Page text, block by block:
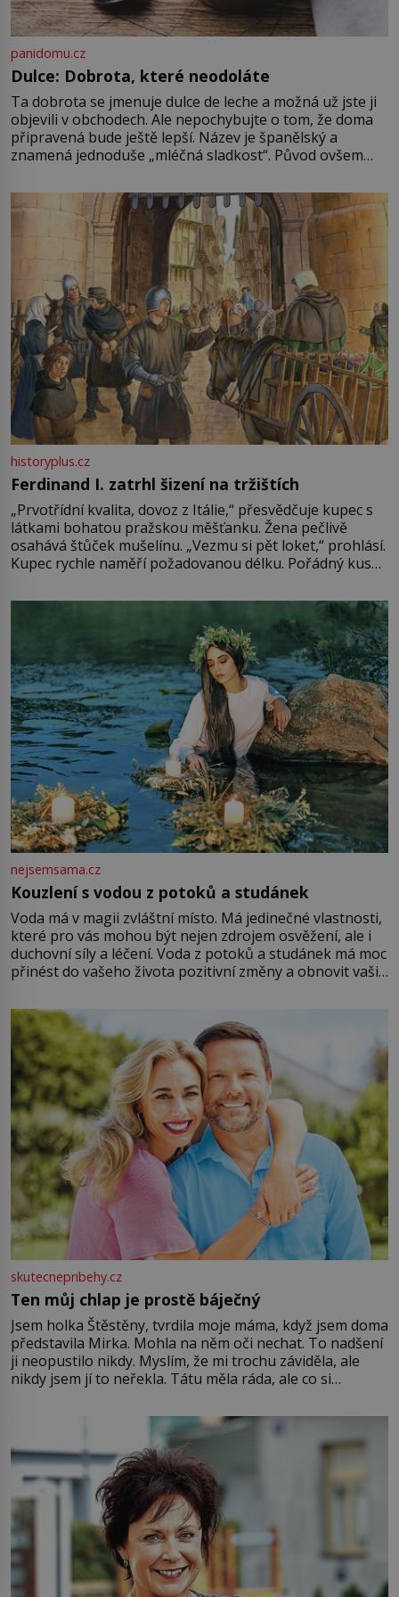
panidomu.cz
Dulce: Dobrota, které neodoláte
Ta dobrota se jmenuje dulce de leche a možná už jste ji
objevili v obchodech. Ale nepochybujte o tom, že doma
připravená bude ještě lepší. Název je španělský a
znamená jednoduše „mléčná sladkost“. Původ ovšem
pře hned několik latinskoamerických zemí a k tomu
Francie, kde se traduje,
historyplus.cz
Ferdinand I. zatrhl šizení na tržištích
„Prvotřídní kvalita, dovoz z Itálie,“ přesvědčuje kupec s
látkami bohatou pražskou měšťanku. Žena pečlivě
osahává štůček mušelínu. „Vezmu si pět loket,“ prohlásí.
Kupec rychle naměří požadovanou délku. Pořádný kus
milostpaní. Stačí jenom na sukni,“ zhodnotí švadlena
množství růžového mušelínu. „Ošidili vás, podívejte.“
nejsemsama.cz
Kouzlení s vodou z potoků a studánek
Voda má v magii zvláštní místo. Má jedinečné vlastnosti,
které pro vás mohou být nejen zdrojem osvěžení, ale i
duchovní síly a léčení. Voda z potoků a studánek má moc
přinést do vašeho života pozitivní změny a obnovit vaši
můžete obohatit své rituály a přinést do svého života
větší harmonii a klid. Je důležité
skutecnepribehy.cz
Ten můj chlap je prostě báječný
Jsem holka Štěstěny, tvrdila moje máma, když jsem doma
představila Mirka. Mohla na něm oči nechat. To nadšení
ji neopustilo nikdy. Myslím, že mi trochu záviděla, ale
nikdy jsem jí to neřekla. Tátu měla ráda, ale co si
Jsme spolu moc rádi Tehdy byla jiná doba, když